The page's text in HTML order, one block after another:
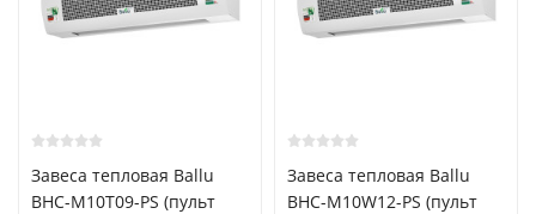
Завеса тепловая Ballu
BHC-M10T09-PS (пульт
Завеса тепловая Ballu
BHC-M10W12-PS (пульт